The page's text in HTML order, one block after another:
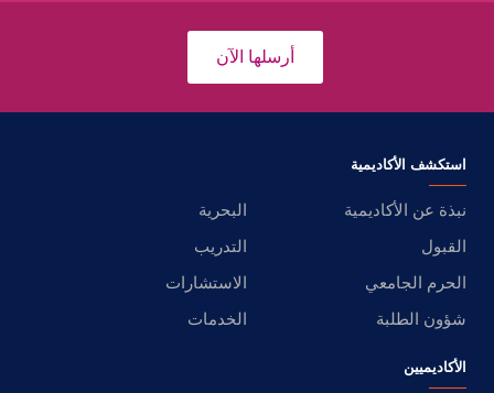
أرسلها الآن
استكشف الأكاديمية
نبذة عن الأكاديمية
البحرية
القبول
التدريب
الحرم الجامعي
الاستشارات
شؤون الطلبة
الخدمات
الأكاديميين